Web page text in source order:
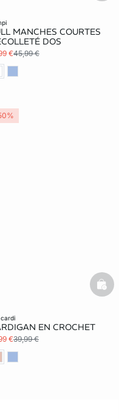
MANCHES COURTES
DOS
€45,99 €
cardi
EN CROCHET
€39,99 €